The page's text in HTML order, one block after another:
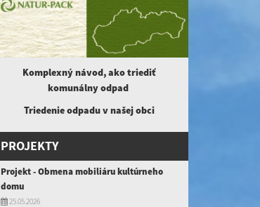
Komplexný návod, ako triediť
komunálnyodpad
Triedenie odpadu v našej obci
PROJEKTY
Projekt - Obmena mobiliáru kultúrneho
domu
25.05.2026